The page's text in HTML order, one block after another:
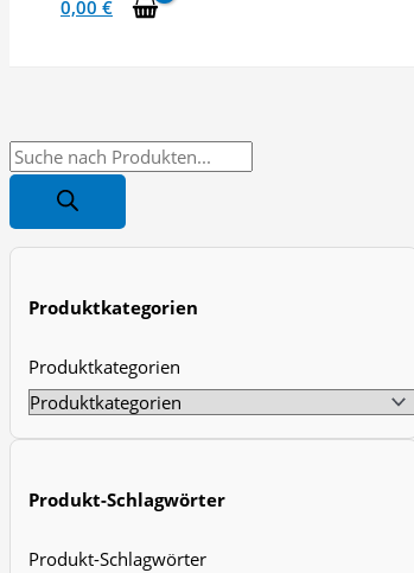
0,00 €
P
o
s
Produktkategorien
Produktkategorien
Produkt-Schlagwörter
Produkt-Schlagwörter